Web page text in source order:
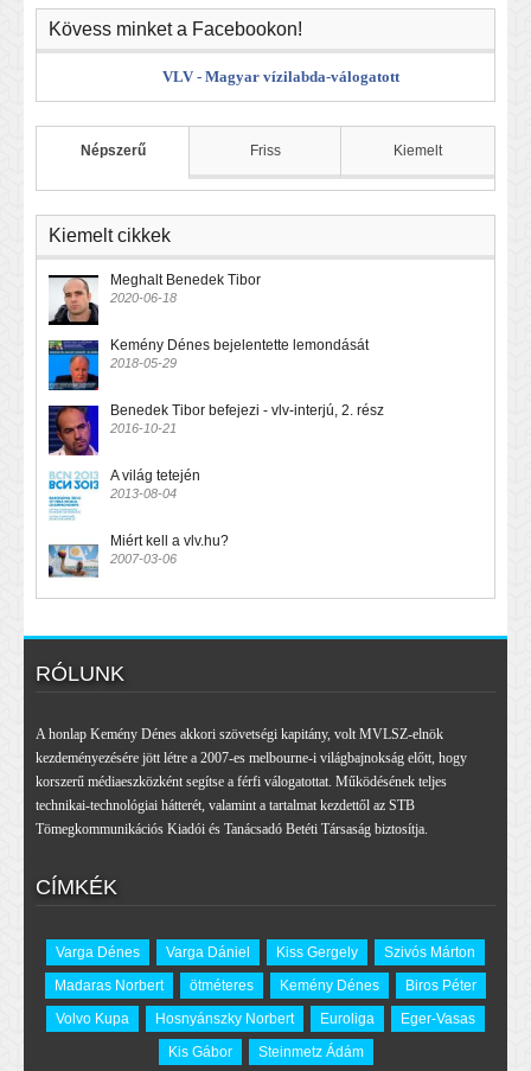
Kövess minket a Facebookon!
VLV - Magyar vízilabda-válogatott
Népszerű Friss Kiemelt
Kiemelt cikkek
Meghalt Benedek Tibor
2020-06-18
Kemény Dénes bejelentette lemondását
2018-05-29
Benedek Tibor befejezi - vlv-interjú, 2. rész
2016-10-21
A világ tetején
2013-08-04
Miért kell a vlv.hu?
2007-03-06
RÓLUNK
A honlap Kemény Dénes akkori szövetségi kapitány, volt MVLSZ-elnök
kezdeményezésére jött létre a 2007-es melbourne-i világbajnokság előtt, hogy
korszerű médiaeszközként segítse a férfi válogatottat. Működésének teljes
technikai-technológiai hátterét, valamint a tartalmat kezdettől az STB
Tömegkommunikációs Kiadói és Tanácsadó Betéti Társaság biztosítja.
CÍMKÉK
Varga Dénes Varga Dániel Kiss Gergely
Szivós Márton
Madaras Norbert
ötméteres Kemény Dénes
Biros Péter
Volvo Kupa
Hosnyánszky Norbert Euroliga
Eger-Vasas
Kis Gábor
Steinmetz Ádám